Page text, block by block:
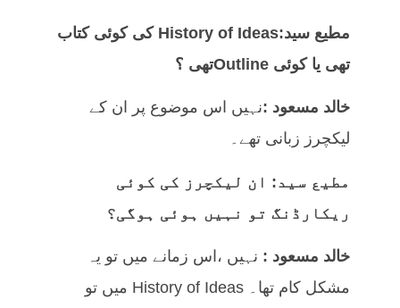
مطیع سید:History of Ideas کی کوئی کتاب
تھی یا کوئیOutlineتھی ؟
خالد مسعود :نہیں اس موضوع پر ان کے
لیکچرز زبانی تھے۔
مطیع سید: ان لیکچرز کی کوئی
ریکارڈنگ تو نہیں ہوئی ہوگی؟
خالد مسعود : نہیں ،اس زمانے میں تو یہ
مشکل کام تھا۔ History of Ideas میں تو